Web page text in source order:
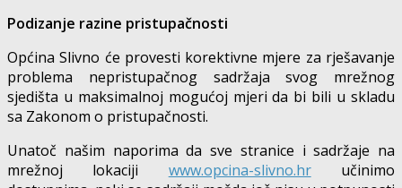
Podizanje razine pristupačnosti
Općina Slivno će provesti korektivne mjere za rješavanje
problema nepristupačnog sadržaja svog mrežnog
sjedišta u maksimalnoj mogućoj mjeri da bi bili u skladu
sa Zakonom o pristupačnosti.
Unatoč našim naporima da sve stranice i sadržaje na
mrežnoj lokaciji www.opcina-slivno.hručinimo